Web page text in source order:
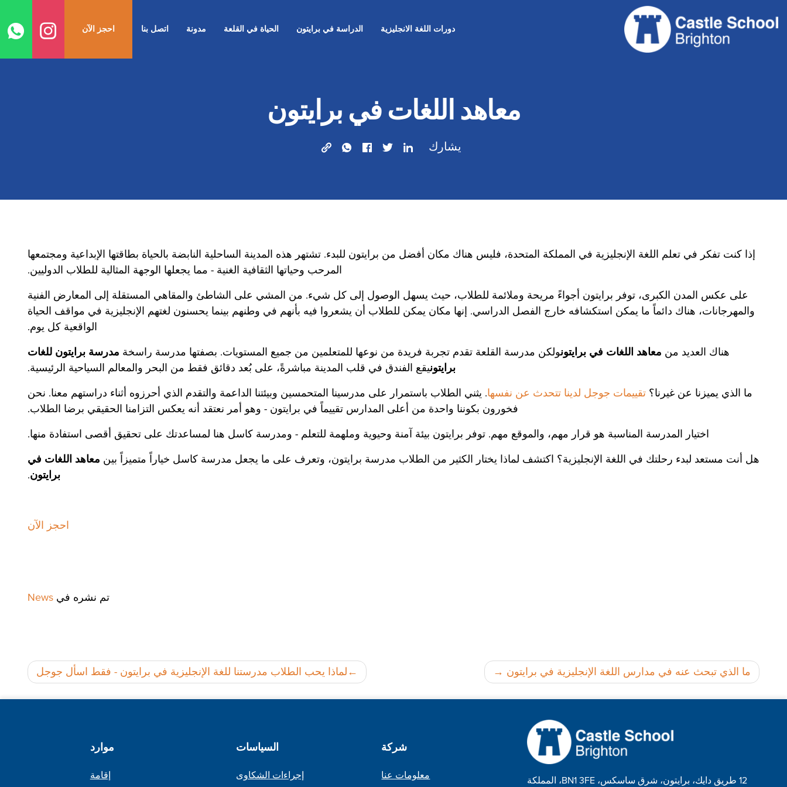
دورات اللغة الانجليزية الدراسة في برايتون الحياة في القلعة مدونة اتصل بنا احجز الآن
معاهد اللغات في برايتون
يشارك
إذا كنت تفكر في تعلم اللغة الإنجليزية في المملكة المتحدة، فليس هناك مكان أفضل من برايتون للبدء. تشتهر هذه المدينة الساحلية النابضة بالحياة بطاقتها الإبداعية ومجتمعها
المرحب وحياتها الثقافية الغنية - مما يجعلها الوجهة المثالية للطلاب الدوليين.
على عكس المدن الكبرى، توفر برايتون أجواءً مريحة وملائمة للطلاب، حيث يسهل الوصول إلى كل شيء. من المشي على الشاطئ والمقاهي المستقلة إلى المعارض الفنية
والمهرجانات، هناك دائماً ما يمكن استكشافه خارج الفصل الدراسي. إنها مكان يمكن للطلاب أن يشعروا فيه بأنهم في وطنهم بينما يحسنون لغتهم الإنجليزية في مواقف الحياة
الواقعية كل يوم.
هناك العديد من معاهد اللغات في برايتونولكن مدرسة القلعة تقدم تجربة فريدة من نوعها للمتعلمين من جميع المستويات. بصفتها مدرسة راسخة مدرسة برايتون للغات
برايتونيقع الفندق في قلب المدينة مباشرةً، على بُعد دقائق فقط من البحر والمعالم السياحية الرئيسية.
ما الذي يميزنا عن غيرنا؟ تقييمات جوجل لدينا تتحدث عن نفسها. يثني الطلاب باستمرار على مدرسينا المتحمسين وبيئتنا الداعمة والتقدم الذي أحرزوه أثناء دراستهم معنا. نحن
فخورون بكوننا واحدة من أعلى المدارس تقييماً في برايتون - وهو أمر نعتقد أنه يعكس التزامنا الحقيقي برضا الطلاب.
اختيار المدرسة المناسبة هو قرار مهم، والموقع مهم. توفر برايتون بيئة آمنة وحيوية وملهمة للتعلم - ومدرسة كاسل هنا لمساعدتك على تحقيق أقصى استفادة منها.
هل أنت مستعد لبدء رحلتك في اللغة الإنجليزية؟ اكتشف لماذا يختار الكثير من الطلاب مدرسة برايتون، وتعرف على ما يجعل مدرسة كاسل خياراً متميزاً بين معاهد اللغات في
برايتون.
احجز الآن
تم نشره في News
تصفّح
المقالات
لماذا يحب الطلاب مدرستنا للغة الإنجليزية في برايتون - فقط اسأل جوجل ما الذي تبحث عنه في مدارس اللغة الإنجليزية في برايتون
12 طريق دايك، برايتون، شرق ساسكس، BN1 3FE، المملكة
شركة
معلومات عنا
السياسات
إجراءات الشكاوى
موارد
إقامة